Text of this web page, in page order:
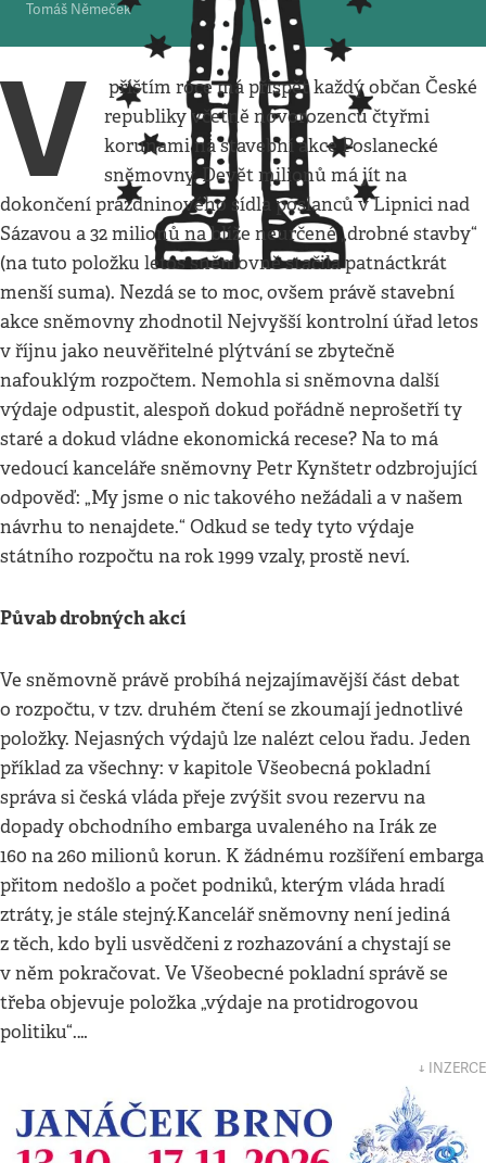
Tomáš Němeček
V
příštím roce má přispět každý občan České
republiky včetně novorozenců čtyřmi
korunami na stavební akce Poslanecké
sněmovny. Devět milionů má jít na
dokončení prázdninového sídla poslanců v Lipnici nad
Sázavou a 32 milionů na blíže neurčené „drobné stavby“
(na tuto položku letos sněmovně stačila patnáctkrát
menší suma). Nezdá se to moc, ovšem právě stavební
akce sněmovny zhodnotil Nejvyšší kontrolní úřad letos
v říjnu jako neuvěřitelné plýtvání se zbytečně
nafouklým rozpočtem. Nemohla si sněmovna další
výdaje odpustit, alespoň dokud pořádně neprošetří ty
staré a dokud vládne ekonomická recese? Na to má
vedoucí kanceláře sněmovny Petr Kynštetr odzbrojující
odpověď: „My jsme o nic takového nežádali a v našem
návrhu to nenajdete.“ Odkud se tedy tyto výdaje
státního rozpočtu na rok 1999 vzaly, prostě neví.
Půvab drobných akcí
Ve sněmovně právě probíhá nejzajímavější část debat
o rozpočtu, v tzv. druhém čtení se zkoumají jednotlivé
položky. Nejasných výdajů lze nalézt celou řadu. Jeden
příklad za všechny: v kapitole Všeobecná pokladní
správa si česká vláda přeje zvýšit svou rezervu na
dopady obchodního embarga uvaleného na Irák ze
160 na 260 milionů korun. K žádnému rozšíření embarga
přitom nedošlo a počet podniků, kterým vláda hradí
ztráty, je stále stejný.Kancelář sněmovny není jediná
z těch, kdo byli usvědčeni z rozhazování a chystají se
v něm pokračovat. Ve Všeobecné pokladní správě se
třeba objevuje položka „výdaje na protidrogovou
politiku“.…
↓ INZERCE